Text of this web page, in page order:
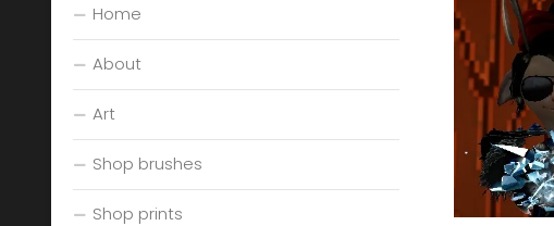
Home
About
Art
Shop brushes
Shop prints